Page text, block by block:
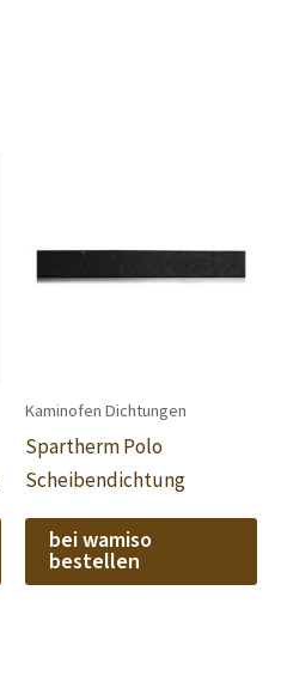
Kaminofen Dichtungen
Spartherm Polo
Scheibendichtung
bei wamiso
bestellen